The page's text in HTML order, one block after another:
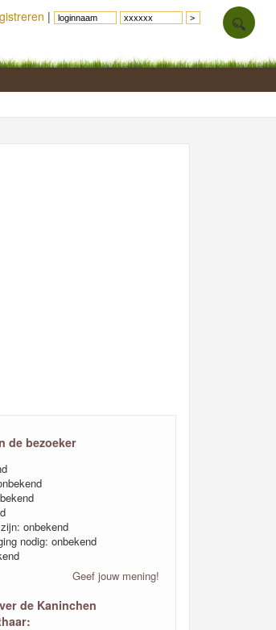
de bezoeker
onbekend
nodig: onbekend
Geef jouw mening!
de Kaninchen
|